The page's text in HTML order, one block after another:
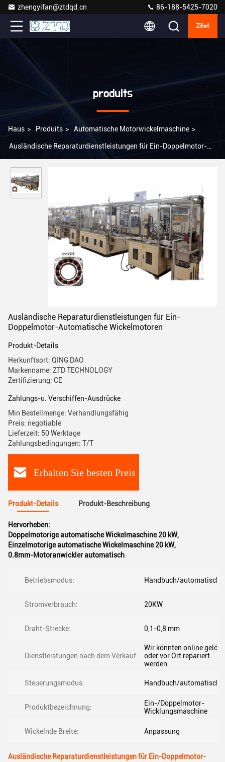
zhengyifan@ztdqd.cn 86-188-5425-7020
Zitat
produits
Haus > Produits > Automatische Motorwickelmaschine >
Ausländische Reparaturdienstleistungen für Ein-Doppelmotor-
Ausländische Reparaturdienstleistungen für Ein-
Doppelmotor-Automatische Wickelmotoren
Produkt-Details
Herkunftsort: QING DAO
Markenname: ZTD TECHNOLOGY
Zertifizierung: CE
Zahlungs-u. Verschiffen-Ausdrücke
Min Bestellmenge: Verhandlungsfähig
Preis: negotiable
Lieferzeit: 50 Werktage
Zahlungsbedingungen: T/T
Erhalten Sie besten Preis
Produkt-Details Produkt-Beschreibung
Hervorheben:
Doppelmotorige automatische Wickelmaschine 20 kW,
Einzelmotorige automatische Wickelmaschine 20 kW,
0.8mm-Motoranwickler automatisch
Betriebsmodus: Handbuch/
Stromverbrauch: 20KW
Draht-Strecke: 0,1-0,8 mm
Dienstleistungen nach dem Verkauf:
Wir könnten online gelöst
oder vor Ort repariert
werden
Steuerungsmodus: Handbuch/
Produktbezeichnung:
Ein-/Doppelmotor-
Wicklungsmaschine
Wickelnde Breite: Anpassung
Ausländische Reparaturdienstleistungen für Ein-Doppelmotor-